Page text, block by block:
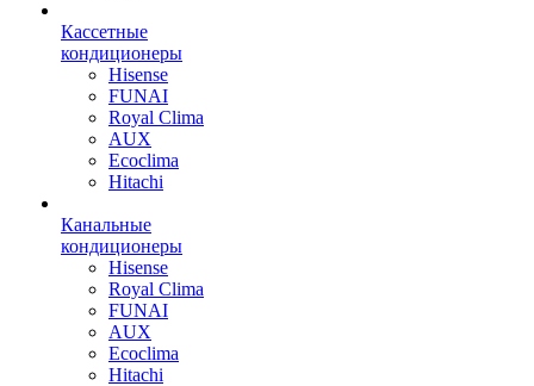
Кассетные
кондиционеры
Hisense
FUNAI
Royal Clima
AUX
Ecoclima
Hitachi
Канальные
кондиционеры
Hisense
Royal Clima
FUNAI
AUX
Ecoclima
Hitachi